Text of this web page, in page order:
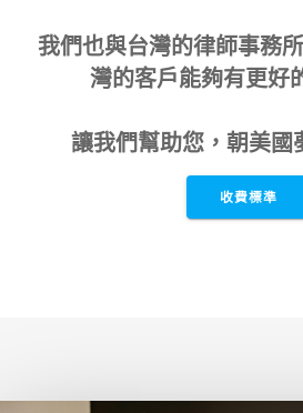
我們也與台灣的律師事務
灣的客戶能夠有更好
讓我們幫助您，朝美國
收費標準